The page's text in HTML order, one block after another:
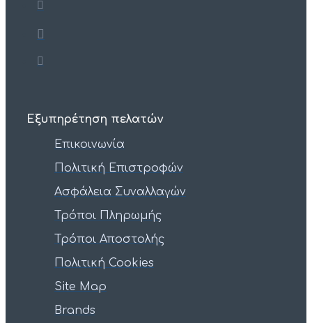
Εξυπηρέτηση πελατών
Επικοινωνία
Πολιτική Επιστροφών
Ασφάλεια Συναλλαγών
Τρόποι Πληρωμής
Τρόποι Αποστολής
Πολιτική Cookies
Site Map
Brands